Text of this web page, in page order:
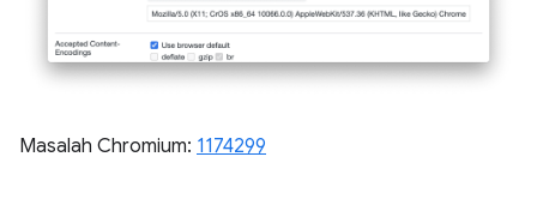
Masalah Chromium: 1174299